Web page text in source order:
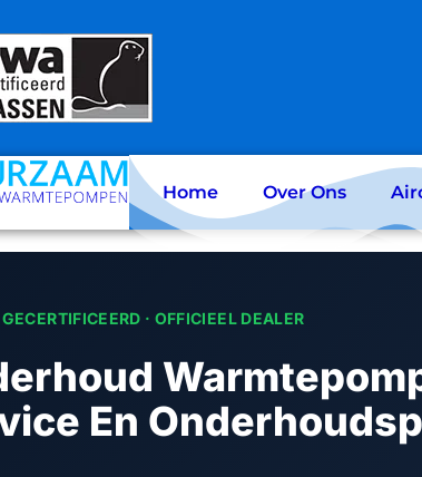
Home Over Ons
· OFFICIEEL DEALER
En